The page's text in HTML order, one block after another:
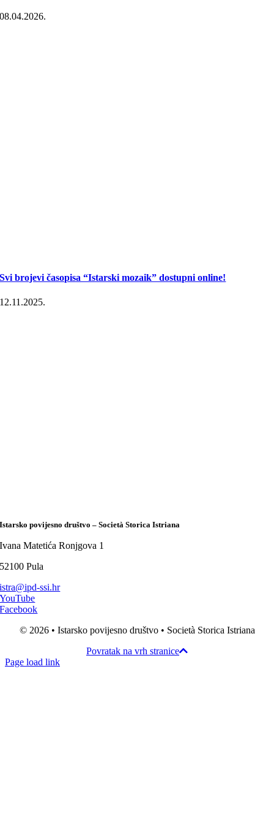
08.04.2026.
Svi brojevi časopisa “Istarski mozaik” dostupni online!
12.11.2025.
Istarsko povijesno društvo – Società Storica Istriana
Ivana Matetića Ronjgova 1
52100 Pula
istra@ipd-ssi.hr
YouTube
Facebook
© 2026 • Istarsko povijesno društvo • Società Storica Istriana
Povratak na vrh stranice
Page load link